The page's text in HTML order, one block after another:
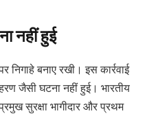
नहीं हुई
निगाहे बनाए रखी। इस कार्रवाई
जैसी घटना नहीं हुई। भारतीय
सुरक्षा भागीदार और प्रथम